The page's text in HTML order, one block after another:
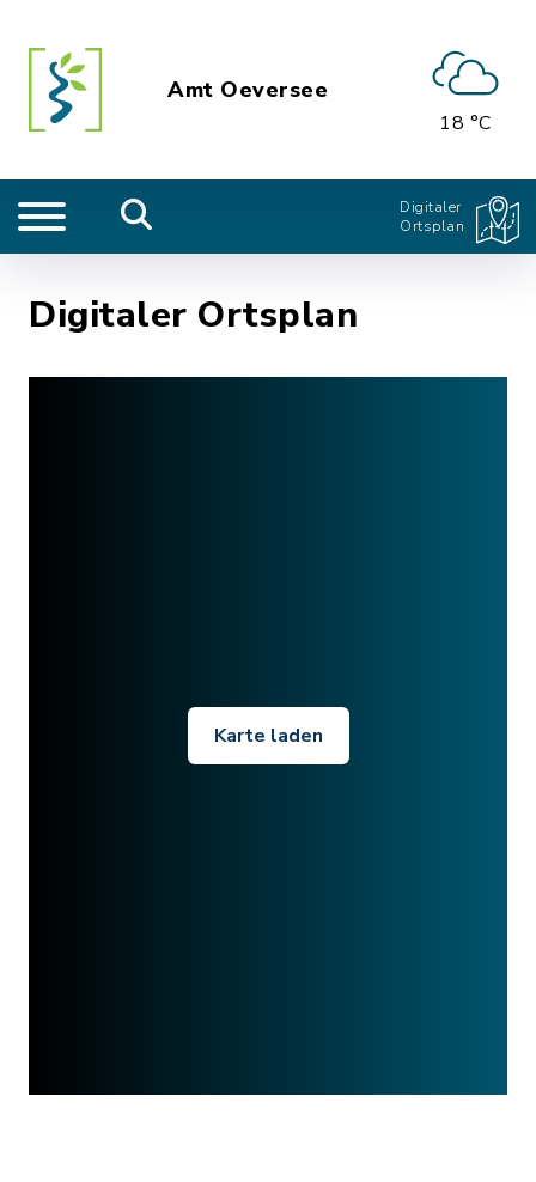
Amt Oeversee
18 °C
Digitaler
Ortsplan
Digitaler Ortsplan
Karte laden